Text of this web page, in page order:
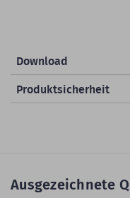
Download
Produktsicherheit
Ausgezeichnete